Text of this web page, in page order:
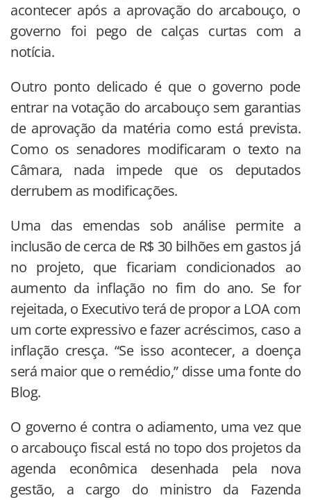
acontecer após a aprovação do arcabouço, o
governo foi pego de calças curtas com a
notícia.
Outro ponto delicado é que o governo pode
entrar na votação do arcabouço sem garantias
de aprovação da matéria como está prevista.
Como os senadores modificaram o texto na
Câmara, nada impede que os deputados
derrubem as modificações.
Uma das emendas sob análise permite a
inclusão de cerca de R$ 30 bilhões em gastos já
no projeto, que ficariam condicionados ao
aumento da inflação no fim do ano. Se for
rejeitada, o Executivo terá de propor a LOA com
um corte expressivo e fazer acréscimos, caso a
inflação cresça. “Se isso acontecer, a doença
será maior que o remédio,” disse uma fonte do
Blog.
O governo é contra o adiamento, uma vez que
o arcabouço fiscal está no topo dos projetos da
agenda econômica desenhada pela nova
gestão, a cargo do ministro da Fazenda